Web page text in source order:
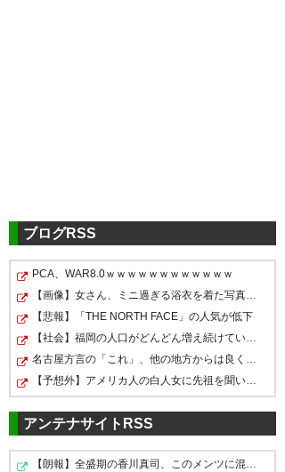
ツイッターの反応
ブログRSS
PCA、WAR8.0ｗｗｗｗｗｗｗｗｗｗｗｗ
【画像】女さん、ミニ過ぎる浴衣を着た写真を投稿して叩…
【悲報】「THE NORTH FACE」の人気が低下
【社会】福岡の人口がどんどん増え続けている理由
名古屋方言の「これ」、他の地方からは良く思われてなか…
【予想外】アメリカ人の白人女に先祖を聞いたら衝撃的な…
アンテナサイトRSS
【朗報】全盛期の香川真司、このメンツに混ざるほど凄か…